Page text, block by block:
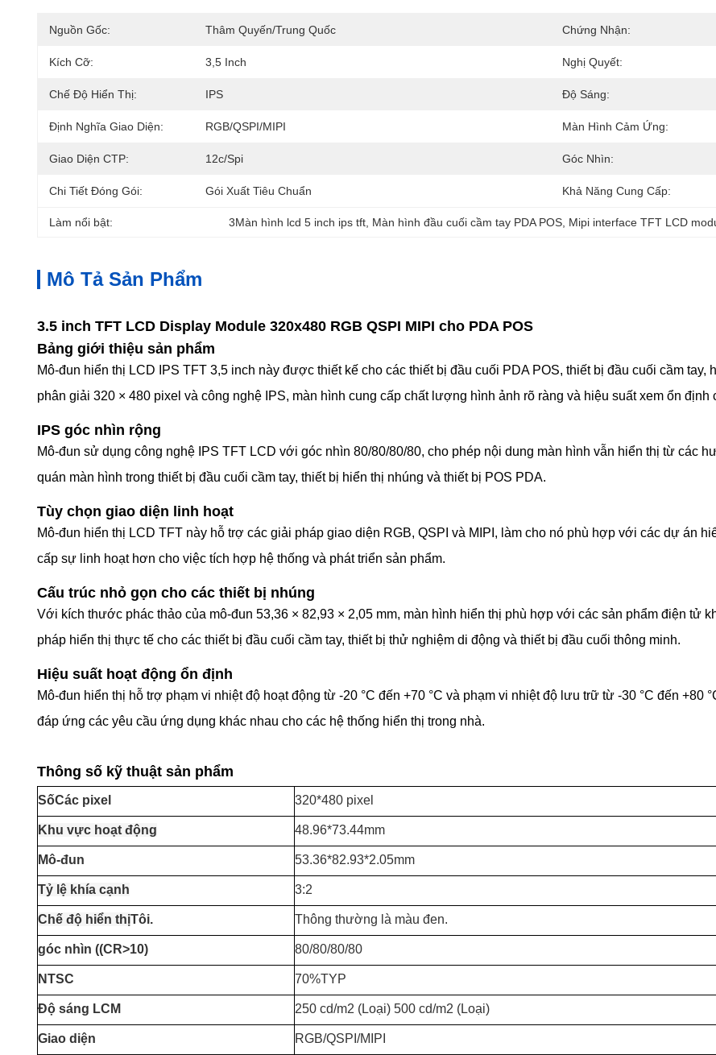
Nguồn Gốc: Thâm Quyến/Trung Quốc Chứng Nhận:
Kích Cỡ: 3,5 Inch Nghị Quyết:
Chế Độ Hiển Thị: IPS Độ Sáng:
Định Nghĩa Giao Diện: RGB/QSPI/MIPI Màn Hình Cảm Ứng:
Giao Diện CTP: 12c/spi Góc Nhìn:
Chi Tiết Đóng Gói: Gói Xuất Tiêu Chuẩn Khả Năng Cung Cấp:
Làm nổi bật: 3Màn hình lcd 5 inch ips tft Màn hình đầu cuối cầm tay PDA POS Mipi interface TFT LCD
Mô Tả Sản Phẩm
3.5 inch TFT LCD Display Module 320x480 RGB QSPI MIPI cho PDA POS
Bảng giới thiệu sản phẩm
Mô-đun hiển thị LCD IPS TFT 3,5 inch này được thiết kế cho các thiết bị đầu cuối PDA POS, thiết bị đầu cuối cầm
phân giải 320 × 480 pixel và công nghệ IPS, màn hình cung cấp chất lượng hình ảnh rõ ràng và hiệu suất xem ổn
IPS góc nhìn rộng
Mô-đun sử dụng công nghệ IPS TFT LCD với góc nhìn 80/80/80/80, cho phép nội dung màn hình vẫn hiển thị từ các
quán màn hình trong thiết bị đầu cuối cầm tay, thiết bị hiển thị nhúng và thiết bị POS PDA.
Tùy chọn giao diện linh hoạt
Mô-đun hiển thị LCD TFT này hỗ trợ các giải pháp giao diện RGB, QSPI và MIPI, làm cho nó phù hợp với các dự án
cấp sự linh hoạt hơn cho việc tích hợp hệ thống và phát triển sản phẩm.
Cấu trúc nhỏ gọn cho các thiết bị nhúng
Với kích thước phác thảo của mô-đun 53,36 × 82,93 × 2,05 mm, màn hình hiển thị phù hợp với các sản phẩm điện tử
pháp hiển thị thực tế cho các thiết bị đầu cuối cầm tay, thiết bị thử nghiệm di động và thiết bị đầu cuối thông minh.
Hiệu suất hoạt động ổn định
Mô-đun hiển thị hỗ trợ phạm vi nhiệt độ hoạt động từ -20 °C đến +70 °C và phạm vi nhiệt độ lưu trữ từ -30 °C đến +80
đáp ứng các yêu cầu ứng dụng khác nhau cho các hệ thống hiển thị trong nhà.
Thông số kỹ thuật sản phẩm
SốCác pixel 320*480 pixel
Khu vực hoạt động 48.96*73.44mm
Mô-đun 53.36*82.93*2.05mm
Tỷ lệ khía cạnh 3:2
Chế độ hiển thịTôi. Thông thường là màu đen.
góc nhìn ((CR>10) 80/80/80/80
NTSC 70%TYP
Độ sáng LCM 250 cd/m2 (Loại) 500 cd/m2 (Loại)
Giao diện RGB/QSPI/MIPI